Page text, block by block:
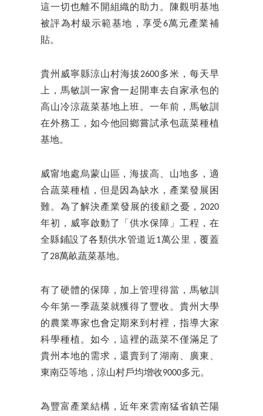
這一切也離不開組織的助力。陳觀明基地
被評為村級示範基地，享受6萬元產業補
貼。
貴州威寧縣涼山村海拔2600多米，每天早
上，馬敏訓一家會一起開車去自家承包的
高山冷涼蔬菜基地上班。一年前，馬敏訓
在外務工，如今他回鄉嘗試承包蔬菜種植
基地。
威甯地處烏蒙山區，海拔高、山地多，適
合蔬菜種植，但是因為缺水，產業發展困
難。為了解決產業發展的後顧之憂，2020
年初，威寧啟動了「供水保障」工程，在
全縣鋪設了各類供水管道近1萬公里，覆蓋
了28萬畝蔬菜基地。
有了硬體的保障，加上管理得當，馬敏訓
今年第一季蔬菜就獲得了豐收。貴州大學
的農業專家也會定期來到村裡，指導大家
科學種植。如今，這裡的蔬菜不僅滿足了
貴州本地的需求，還賣到了湖南、廣東、
東南亞等地，涼山村戶均增收9000多元。
為豐富產業結構，近年來雲南猛省鎮芒陽